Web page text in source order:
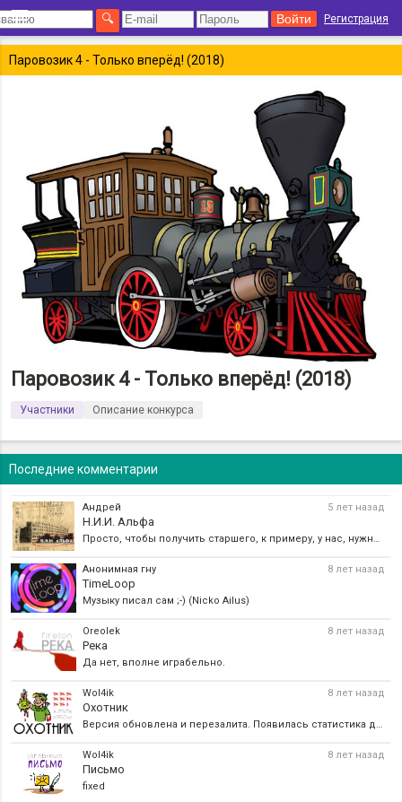
Регистрация
Паровозик 4 - Только вперёд! (2018)
Паровозик 4 - Только вперёд! (2018)
Участники Описание конкурса
Последние комментарии
Андрей 5 лет назад
Н.И.И. Альфа
Просто, чтобы получить старшего, к примеру, у нас, нужно, как минимум иметь защищённую кандидатскую
Анонимная гну 8 лет назад
TimeLoop
Музыку писал сам ;-) (Nicko Ailus)
Oreolek 8 лет назад
Река
Да нет, вполне играбельно.
Wol4ik 8 лет назад
Охотник
Версия обновлена и перезалита. Появилась статистика действий гг (вызов через инвентарь) и прогресс п
Wol4ik 8 лет назад
Письмо
fixed